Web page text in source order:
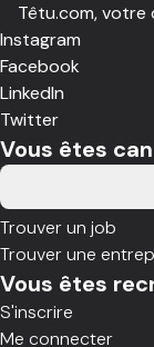
Têtu.com, votre
Instagram
Facebook
LinkedIn
Twitter
Vous êtes
Trouver un job
Trouver une
Vous êtes
S'inscrire
Me connecter